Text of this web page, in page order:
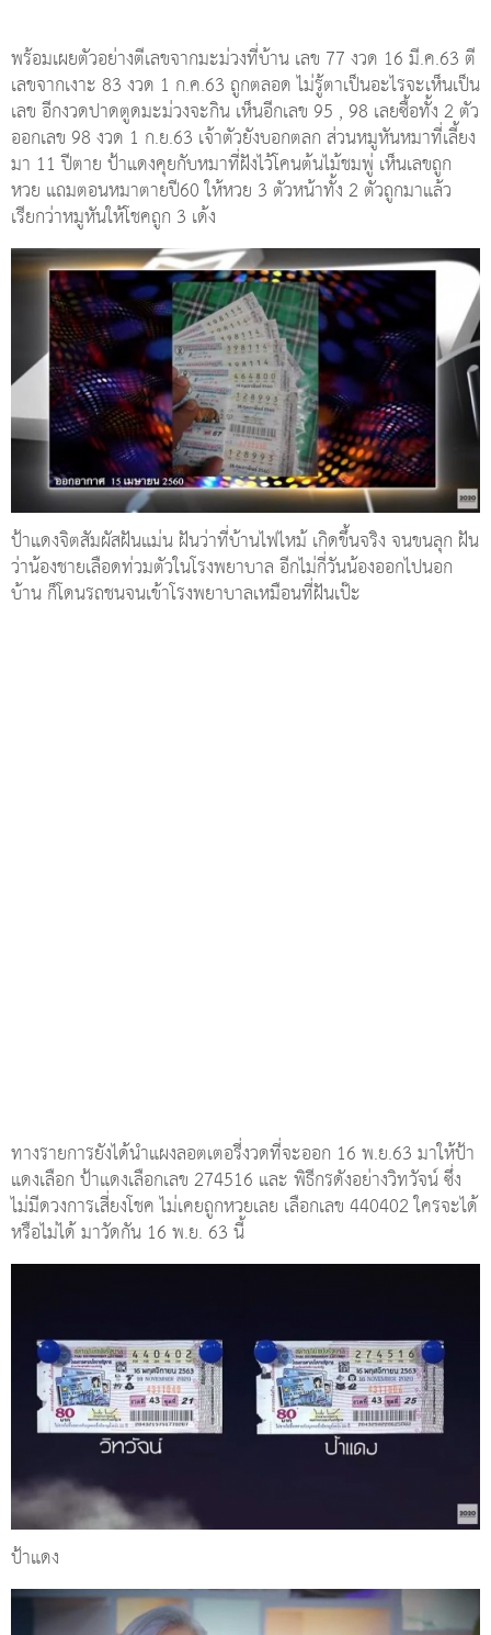
พร้อมเผยตัวอย่างตีเลขจากมะม่วงที่บ้าน เลข 77 งวด 16 มี.ค.63 ตี
เลขจากเงาะ 83 งวด 1 ก.ค.63 ถูกตลอด ไม่รู้ตาเป็นอะไรจะเห็นเป็น
เลข อีกงวดปาดตูดมะม่วงจะกิน เห็นอีกเลข 95 , 98 เลยซื้อทั้ง 2 ตัว
ออกเลข 98 งวด 1 ก.ย.63 เจ้าตัวยังบอกตลก ส่วนหมูหันหมาที่เลี้ยง
มา 11 ปีตาย ป้าแดงคุยกับหมาที่ฝังไว้โคนต้นไม้ชมพู่ เห็นเลขถูก
หวย แถมตอนหมาตายปี60 ให้หวย 3 ตัวหน้าทั้ง 2 ตัวถูกมาแล้ว
เรียกว่าหมูหันให้โชคถูก 3 เด้ง
ทางรายการยังได้นำแผงลอตเตอรี่งวดที่จะออก 16 พ.ย.63 มาให้ป้า
แดงเลือก ป้าแดงเลือกเลข 274516 และ พิธีกรดังอย่างวิทวัจน์ ซึ่ง
ไม่มีดวงการเสี่ยงโชค ไม่เคยถูกหวยเลย เลือกเลข 440402 ใครจะได้
หรือไม่ได้ มาวัดกัน 16 พ.ย. 63 นี้